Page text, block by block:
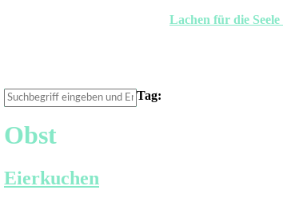
Lachen für die
Tag:
Obst
Eierkuchen